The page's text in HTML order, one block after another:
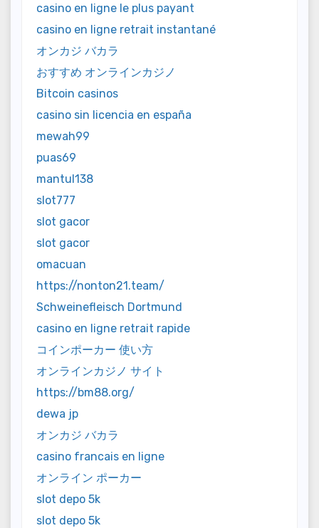
casino en ligne le plus payant
casino en ligne retrait instantané
オンカジ バカラ
おすすめ オンラインカジノ
Bitcoin casinos
casino sin licencia en españa
mewah99
puas69
mantul138
slot777
slot gacor
slot gacor
omacuan
https://nonton21.team/
Schweinefleisch Dortmund
casino en ligne retrait rapide
コインポーカー 使い方
オンラインカジノ サイト
https://bm88.org/
dewa jp
オンカジ バカラ
casino francais en ligne
オンライン ポーカー
slot depo 5k
slot depo 5k